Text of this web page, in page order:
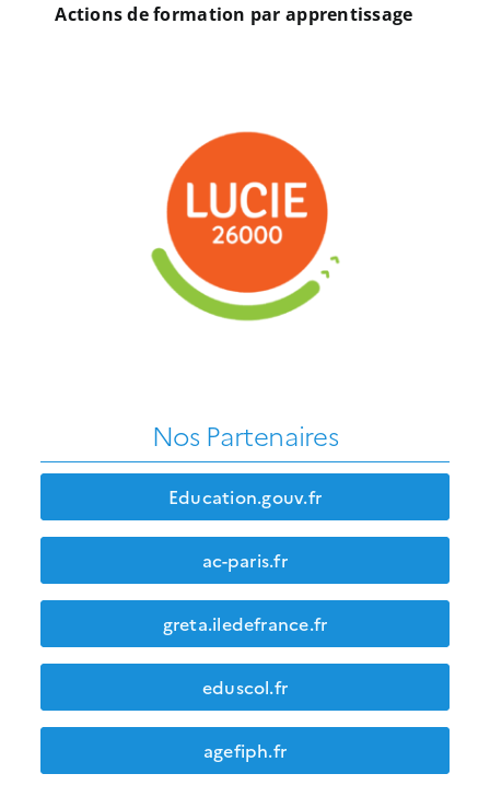
Actions de formation par apprentissage
Nos Partenaires
Education.gouv.fr
ac-paris.fr
greta.iledefrance.fr
eduscol.fr
agefiph.fr